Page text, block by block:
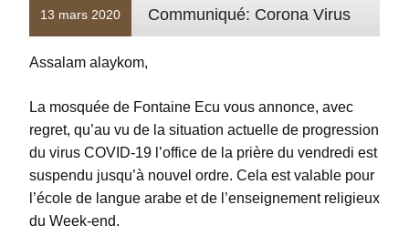
13 mars 2020 Communiqué: Corona Virus
Assalam alaykom,
La mosquée de Fontaine Ecu vous annonce, avec
regret, qu’au vu de la situation actuelle de progression
du virus COVID-19 l’office de la prière du vendredi est
suspendu jusqu’à nouvel ordre. Cela est valable pour
l’école de langue arabe et de l’enseignement religieux
du Week-end.